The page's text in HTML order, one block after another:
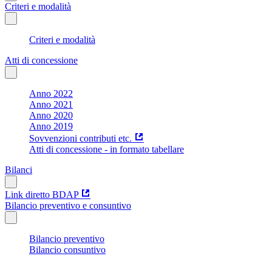
Criteri e modalità
Criteri e modalità
Atti di concessione
Anno 2022
Anno 2021
Anno 2020
Anno 2019
Sovvenzioni contributi etc.
Atti di concessione - in formato tabellare
Bilanci
Link diretto BDAP
Bilancio preventivo e consuntivo
Bilancio preventivo
Bilancio consuntivo